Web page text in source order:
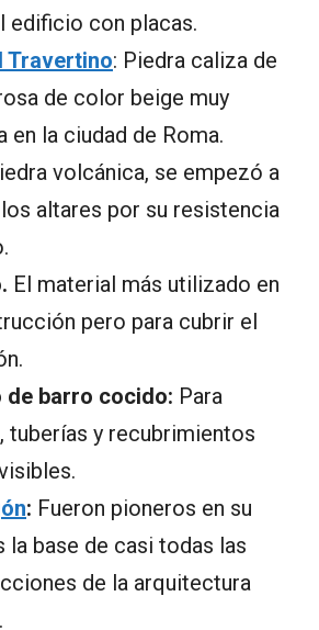
edificio con placas.
Travertino: Piedra caliza de
de color beige muy
en la ciudad de Roma.
volcánica, se empezó a
altares por su resistencia
El material más utilizado en
pero para cubrir el
de barro cocido: Para
tuberías y recubrimientos
: Fueron pioneros en su
la base de casi todas las
de la arquitectura